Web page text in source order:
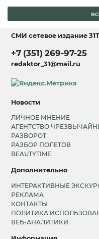
СМИ сетевое издание
+7 (351) 269-97-25
redaktor_31@mail.ru
Новости
ЛИЧНОЕ МНЕНИЕ
АГЕНТСТВО
РАЗВОРОТ
РАЗБОР ПОЛЕТОВ
BEAUTYTIME
Дополнительно
ИНТЕРАКТИВНЫЕ
РЕКЛАМА
КОНТАКТЫ
ПОЛИТИКА
ВЕБ-АНАЛИТИКИ